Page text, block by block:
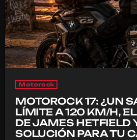
Motorock
MOTOROCK 17: ¿UN
LÍMITE A 120 KM/H,
DE JAMES HETFIELD
SOLUCIÓN PARA TU